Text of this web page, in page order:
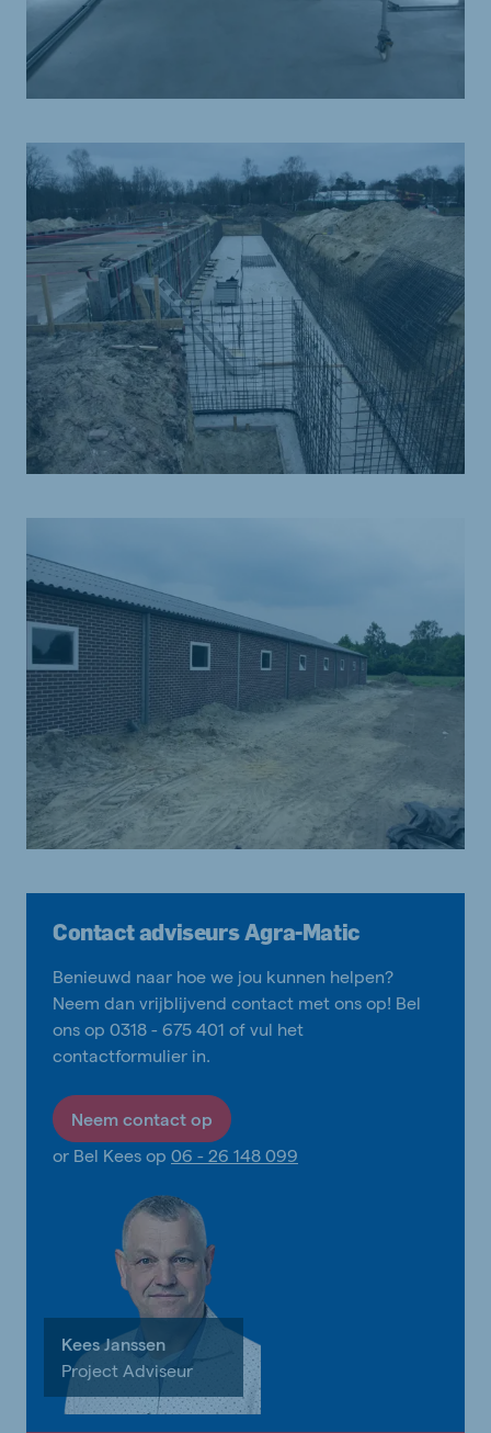
Contact adviseurs Agra-Matic
Benieuwd naar hoe we jou kunnen helpen?
Neem dan vrijblijvend contact met ons op! Bel
ons op 0318 - 675 401 of vul het
contactformulier in.
Neem contact op
or Bel Kees op 06 - 26 148 099
Kees Janssen
Project Adviseur